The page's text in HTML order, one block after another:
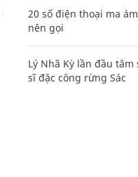
20 số điện thoại ma
nên gọi
Lý Nhã Kỳ lần đầu
sĩ đặc công rừng Sác